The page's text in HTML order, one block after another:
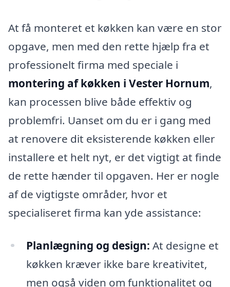
At få monteret et køkken kan være en stor
opgave, men med den rette hjælp fra et
professionelt firma med speciale i
montering af køkken i Vester Hornum,
kan processen blive både effektiv og
problemfri. Uanset om du er i gang med
at renovere dit eksisterende køkken eller
installere et helt nyt, er det vigtigt at finde
de rette hænder til opgaven. Her er nogle
af de vigtigste områder, hvor et
specialiseret firma kan yde assistance:
Planlægning og design: At designe et
køkken kræver ikke bare kreativitet,
men også viden om funktionalitet og